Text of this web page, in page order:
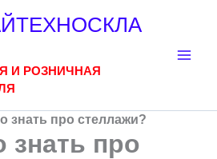
И РОЗНИЧНАЯ
знать про стеллажи?
знать про